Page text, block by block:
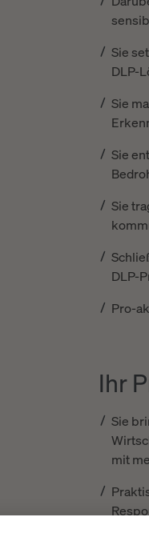
Sie
DLP-
Sie
Sie
Sie
DLP-
Pro-
Ihr
Sie
mit